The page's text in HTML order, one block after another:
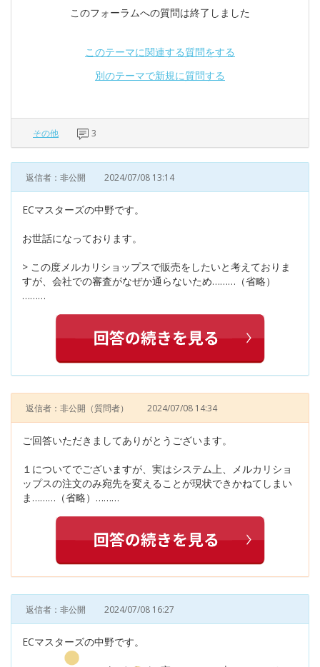
このフォーラムへの質問は終了しました
このテーマに関連する質問をする
別のテーマで新規に質問する
その他 3
返信者：非公開 2024/07/08 13:14
ECマスターズの中野です。
お世話になっております。
> この度メルカリショップスで販売をしたいと考えておりま
すが、会社での審査がなぜか通らないため………（省略）
………
返信者：非公開 （質問者） 2024/07/08 14:34
ご回答いただきましてありがとうございます。
１についてでございますが、実はシステム上、メルカリショ
ップスの注文のみ宛先を変えることが現状できかねてしまい
ま………（省略）………
返信者：非公開 2024/07/08 16:27
ECマスターズの中野です。